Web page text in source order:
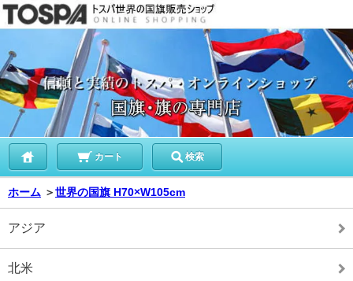
カート 検索
ホーム ＞世界の国旗 H70×W105cm
アジア
北米